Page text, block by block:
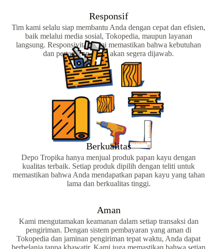
Responsif
Tim kami selalu siap membantu Anda dengan cepat dan efisien,
baik melalui media sosial, Tokopedia, maupun layanan
langsung. Responsivitas kami memastikan bahwa kebutuhan
dan pertanyaan Anda akan segera dijawab.
Berkualitas
Depo Tropika hanya menjual produk papan kayu dengan
kualitas terbaik. Setiap produk dipilih dengan teliti untuk
memastikan bahwa Anda mendapatkan papan kayu yang tahan
lama dan berkualitas tinggi.
Aman
Kami mengutamakan keamanan dalam setiap transaksi dan
pengiriman. Dengan sistem pembayaran yang aman di
Tokopedia dan jaminan pengiriman tepat waktu, Anda dapat
berbelanja tanpa khawatir. Kami juga memastikan bahwa setiap